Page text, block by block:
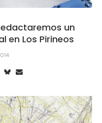
un
en Los Pirineos